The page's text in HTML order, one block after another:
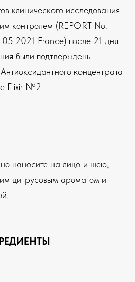
клинического исследования
контролем (REPORT No.
France) после 21 дня
были подтверждены
концентрата
Elixir №2
наносите на лицо и шею,
цитрусовым ароматом и